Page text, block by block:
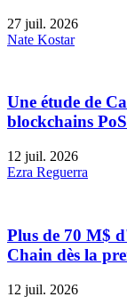
27 juil. 2026
Nate Kostar
Une étude de
blockchains
12 juil. 2026
Ezra Reguerra
Plus de 70 M$
Chain dès la
12 juil. 2026